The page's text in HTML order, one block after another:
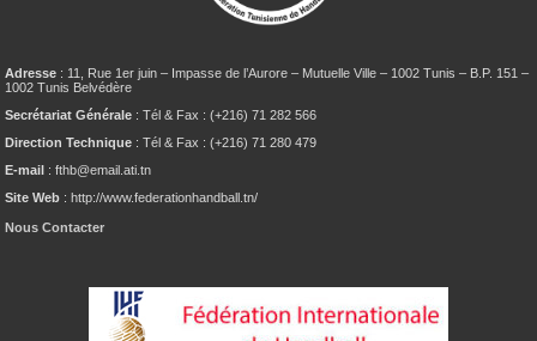
Adresse : 11, Rue 1er juin – Impasse de l’Aurore – Mutuelle Ville – 1002 Tunis – B.P. 151 –
1002 Tunis Belvédère
Secrétariat Générale : Tél & Fax : (+216) 71 282 566
Direction Technique : Tél & Fax : (+216) 71 280 479
E-mail : fthb@email.ati.tn
Site Web : http://www.federationhandball.tn/
Nous Contacter